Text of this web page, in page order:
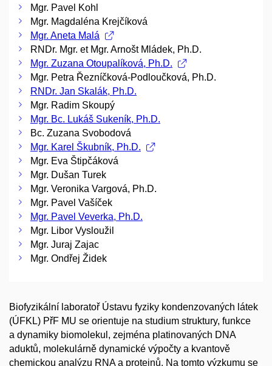
Mgr. Pavel Kohl
Mgr. Magdaléna Krejčíková
Mgr. Aneta Malá
RNDr. Mgr. et Mgr. Arnošt Mládek, Ph.D.
Mgr. Zuzana Otoupalíková, Ph.D.
Mgr. Petra Řezníčková-Podloučková, Ph.D.
RNDr. Jan Skalák, Ph.D.
Mgr. Radim Skoupý
Mgr. Bc. Lukáš Sukeník, Ph.D.
Bc. Zuzana Svobodová
Mgr. Karel Škubník, Ph.D.
Mgr. Eva Štipčáková
Mgr. Dušan Turek
Mgr. Veronika Vargová, Ph.D.
Mgr. Pavel Vašíček
Mgr. Pavel Veverka, Ph.D.
Mgr. Libor Vysloužil
Mgr. Juraj Zajac
Mgr. Ondřej Židek
Biofyzikální laboratoř Ústavu fyziky kondenzovaných látek
(ÚFKL) PřF MU se orientuje na studium struktury, funkce
a dynamiky biomolekul, zejména platinovaných DNA
aduktů, molekulárně dynamické výpočty a kvantově
chemickou analýzu RNA a proteinů. Na tomto výzkumu se